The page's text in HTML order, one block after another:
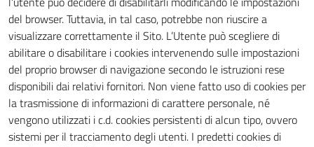
del browser. Tuttavia, in tal caso, potrebbe non riuscire a
visualizzare correttamente il Sito. L’Utente può scegliere di
abilitare o disabilitare i cookies intervenendo sulle impostazioni
del proprio browser di navigazione secondo le istruzioni rese
disponibili dai relativi fornitori. Non viene fatto uso di cookies per
la trasmissione di informazioni di carattere personale, né
vengono utilizzati i c.d. cookies persistenti di alcun tipo, ovvero
sistemi per il tracciamento degli utenti. I predetti cookies di